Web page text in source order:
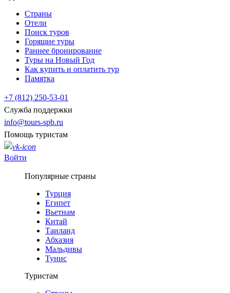
Страны
Отели
Поиск туров
Горящие туры
Раннее бронирование
Туры на Новый Год
Как купить и оплатить тур
Памятка
+7 (812) 250-53-01
Служба поддержки
info@tours-spb.ru
Помощь туристам
Войти
Популярные страны
Турция
Египет
Вьетнам
Китай
Таиланд
Абхазия
Мальдивы
Тунис
Туристам